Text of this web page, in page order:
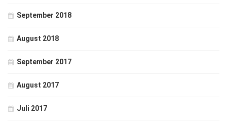
September 2018
August 2018
September 2017
August 2017
Juli 2017